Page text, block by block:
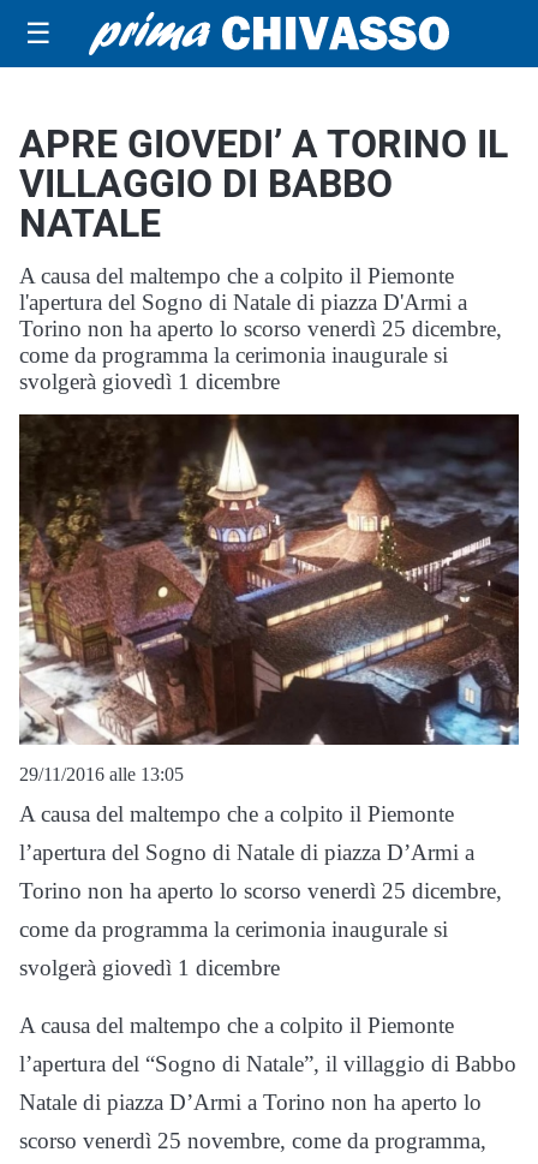
☰
APRE GIOVEDI’ A TORINO IL
VILLAGGIO DI BABBO
NATALE
A causa del maltempo che a colpito il Piemonte
l'apertura del Sogno di Natale di piazza D'Armi a
Torino non ha aperto lo scorso venerdì 25 dicembre,
come da programma la cerimonia inaugurale si
svolgerà giovedì 1 dicembre
29/11/2016 alle 13:05
A causa del maltempo che a colpito il Piemonte
l’apertura del Sogno di Natale di piazza D’Armi a
Torino non ha aperto lo scorso venerdì 25 dicembre,
come da programma la cerimonia inaugurale si
svolgerà giovedì 1 dicembre
A causa del maltempo che a colpito il Piemonte
l’apertura del “Sogno di Natale”, il villaggio di Babbo
Natale di piazza D’Armi a Torino non ha aperto lo
scorso venerdì 25 novembre, come da programma,